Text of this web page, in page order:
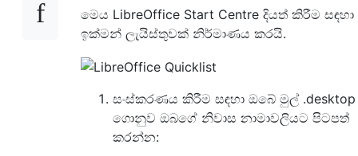
මෙය LibreOffice Start Centre දියත් කිරීම සඳහා
ඉක්මන් ලැයිස්තුවක් නිර්මාණය කරයි.
සංස්කරණය කිරීම සඳහා ඔබේ මුල් .desktop
ගොනුව ඔබගේ නිවාස නාමාවලියට පිටපත්
කරන්න: